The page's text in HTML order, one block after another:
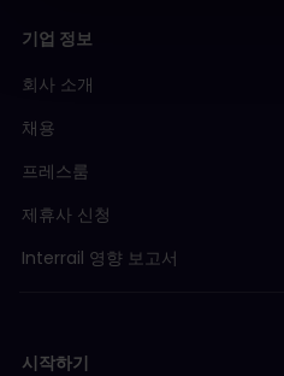
기업 정보
회사 소개
채용
프레스룸
제휴사 신청
Interrail 영향 보고서
시작하기